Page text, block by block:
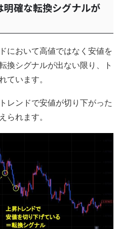
明確な転換シグナルが
において高値ではなく安値を
換シグナルが出ない限り、ト
ています。
レンドで安値が切り下がった
られます。